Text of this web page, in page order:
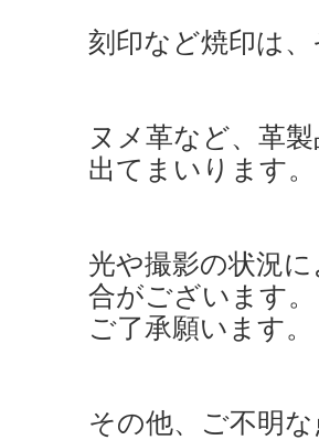
刻印など焼印は
ヌメ革など、革
出てまいります。
光や撮影の状況
合がございます。
ご了承願います。
その他、ご不明